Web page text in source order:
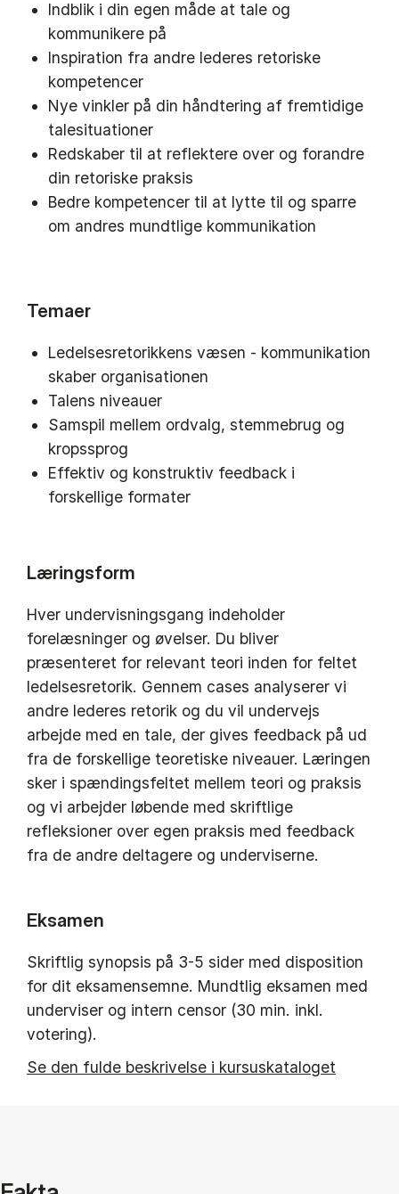
Indblik i din egen måde at tale og
kommunikere på
Inspiration fra andre lederes retoriske
kompetencer
Nye vinkler på din håndtering af fremtidige
talesituationer
Redskaber til at reflektere over og forandre
din retoriske praksis
Bedre kompetencer til at lytte til og sparre
om andres mundtlige kommunikation
Temaer
Ledelsesretorikkens væsen - kommunikation
skaber organisationen
Talens niveauer
Samspil mellem ordvalg, stemmebrug og
kropssprog
Effektiv og konstruktiv feedback i
forskellige formater
Læringsform
Hver undervisningsgang indeholder
forelæsninger og øvelser. Du bliver
præsenteret for relevant teori inden for feltet
ledelsesretorik. Gennem cases analyserer vi
andre lederes retorik og du vil undervejs
arbejde med en tale, der gives feedback på ud
fra de forskellige teoretiske niveauer. Læringen
sker i spændingsfeltet mellem teori og praksis
og vi arbejder løbende med skriftlige
refleksioner over egen praksis med feedback
fra de andre deltagere og underviserne.
Eksamen
Skriftlig synopsis på 3-5 sider med disposition
for dit eksamensemne. Mundtlig eksamen med
underviser og intern censor (30 min. inkl.
votering).
Se den fulde beskrivelse i kursuskataloget